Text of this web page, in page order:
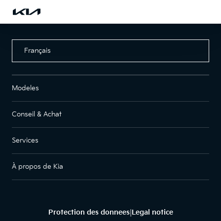
Français
Modeles
Conseil & Achat
Services
À propos de Kia
Protection des donnees| Legal notice